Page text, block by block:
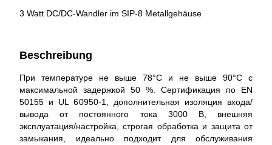
3 Watt DC/DC-Wandler im SIP-8 Metallgehäuse
Beschreibung
При температуре не выше 78°C и не выше 90°C с
максимальной задержкой 50 %. Сертификация по EN
50155 и UL 60950-1, дополнительная изоляция входа/
вывода от постоянного тока 3000 В, внешняя
эксплуатация/настройка, строгая обработка и защита от
замыкания, идеально подходит для обслуживания